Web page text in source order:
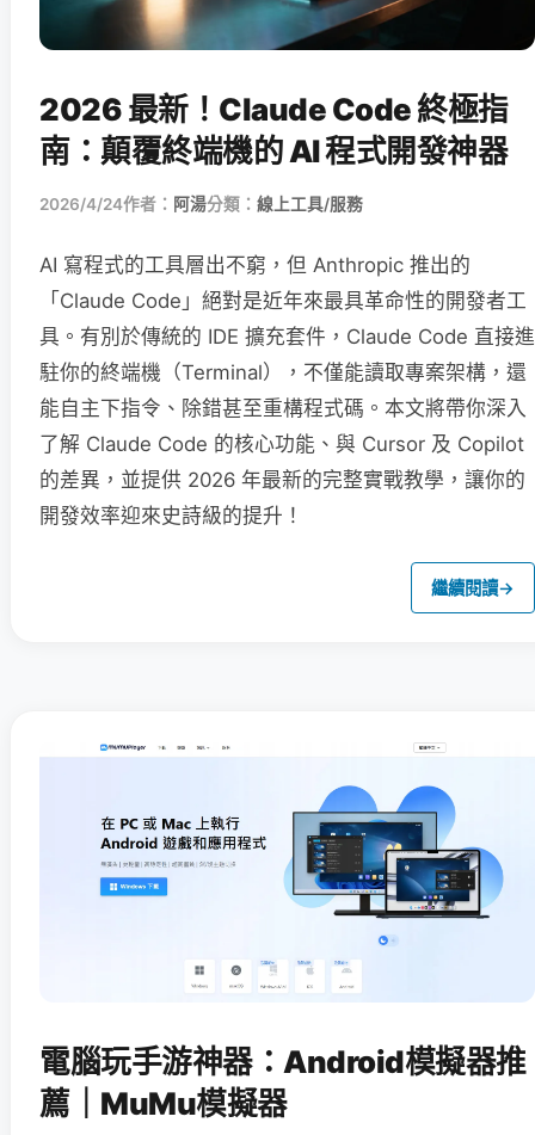
2026 最新！Claude Code 終極指
南：顛覆終端機的 AI 程式開發神器
2026/4/24作者： 阿湯分類： 線上工具/服務
AI 寫程式的工具層出不窮，但 Anthropic 推出的
「Claude Code」絕對是近年來最具革命性的開發者工
具。有別於傳統的 IDE 擴充套件，Claude Code 直接進
駐你的終端機（Terminal），不僅能讀取專案架構，還
能自主下指令、除錯甚至重構程式碼。本文將帶你深入
了解 Claude Code 的核心功能、與 Cursor 及 Copilot
的差異，並提供 2026 年最新的完整實戰教學，讓你的
開發效率迎來史詩級的提升！
繼續閱讀→
電腦玩手游神器：Android模擬器推
薦｜MuMu模擬器